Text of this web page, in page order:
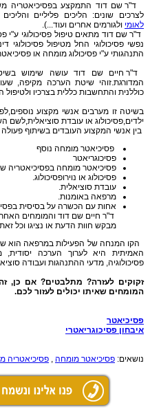
ד"ר שם דוד התמקצע בפסיכיאטריה
לצרכים שונים: הליכים פליליים
לאומי ולגורמים אחרים ועוד...).
ד"ר שם דוד מתאים טיפול פסיכולוגי ע"י
נפשי פסיכולוגי החל מטיפול פסיכולוגי
התנהגותי ע"י פסיכולוג מומחה או
ד"ר חיים שם דוד עושה שימוש
המדורגת.זוהי שיטת הערכה מקיפה,
כוללנית והתחשבות כללית בצרכיו ולטיפול
בשיטה זו מערבים אנשי מקצוע
ילדים,פסיכולוג או עובדת
בין אנשי המקצוע העובדים בשיתוף
פסיכיאטר מומחה נוסף
פסיכוגריאטר
פסיכיאטר מומחה בפסיכיאטריה
פסיכולוג או נוירופסיכולוג.
עובדת סוציאלית.
מרפאה באומנות.
אחות עם הכשרה על בסיסית
ד"ר חיים שם דוד והמומחים
מבקש חוות הדעת או נציגו וכל
הקו המנחה של הפעילות במרפאה הוא
האמיתית היא לערוך הערכה יסודית,
פסיכולוגיה, מדעי ההתנהגות ועבודה
זקוקים לעזרה? מתלבטים? אם כן,
המומחים שאיתו יכולים לעזור לכם.
פסיכיאטר
איבחון פסיכוגריאטרי
נושאים: פסיכיאטר מומחה , פסיכיאטריה